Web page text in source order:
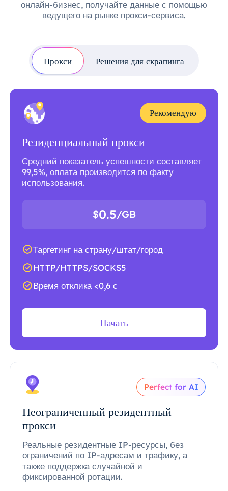
онлайн-бизнес, получайте данные с помощью
ведущего на рынке прокси-сервиса.
Прокси Решения для скрапинга
Рекомендую
Резиденциальный прокси
Средний показатель успешности составляет
99,5%, оплата производится по факту
использования.
$0.5/GB
Таргетинг на страну/штат/город
HTTP/HTTPS/SOCKS5
Время отклика <0,6 с
Начать
Perfect for AI
Неограниченный резидентный
прокси
Реальные резидентные IP-ресурсы, без
ограничений по IP-адресам и трафику, а
также поддержка случайной и
фиксированной ротации.